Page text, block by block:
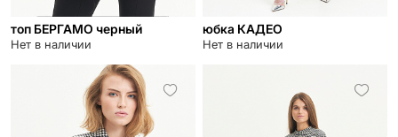
топ БЕРГАМО черный
Нет в наличии
юбка КАДЕО
Нет в наличии